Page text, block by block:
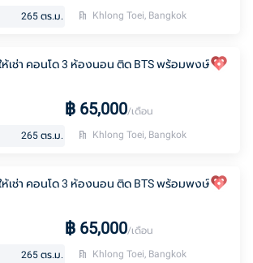
265 ตร.ม. Khlong Toei, Bangkok
ห้เช่า คอนโด 3 ห้องนอน ติด BTS พร้อมพงษ์
฿ 65,000/เดือน
265 ตร.ม. Khlong Toei, Bangkok
ห้เช่า คอนโด 3 ห้องนอน ติด BTS พร้อมพงษ์
฿ 65,000/เดือน
265 ตร.ม. Khlong Toei, Bangkok